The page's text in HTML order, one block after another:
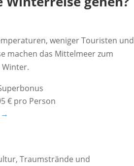
weniger Touristen und
machen das Mittelmeer zum
€ pro Person
→
Traumstrände und